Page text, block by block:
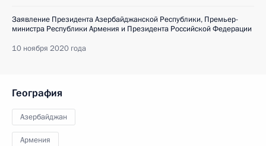
Заявление Президента Азербайджанской Республики, Премьер-
министра Республики Армения и Президента Российской Федерации
10 ноября 2020 года
География
Азербайджан
Армения